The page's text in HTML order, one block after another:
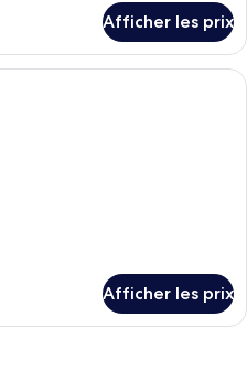
Afficher les prix
Une chambre avec un lit en bois,
Afficher les prix